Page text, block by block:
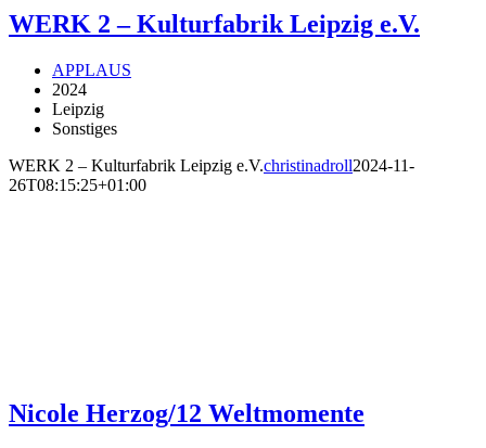
WERK 2 – Kulturfabrik Leipzig e.V.
APPLAUS
2024
Leipzig
Sonstiges
WERK 2 – Kulturfabrik Leipzig e.V.christinadroll2024-11-
26T08:15:25+01:00
Nicole Herzog/12 Weltmomente